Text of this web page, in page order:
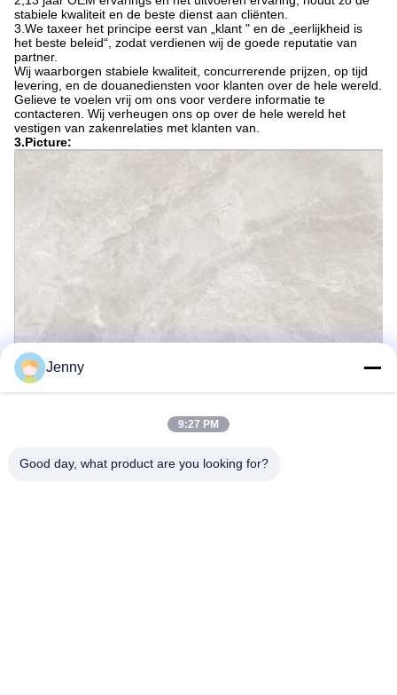
stabiele kwaliteit en de beste dienst aan cliënten.
3.We taxeer het principe eerst van „klant " en de „eerlijkheid is
het beste beleid“, zodat verdienen wij de goede reputatie van
partner.
Wij waarborgen stabiele kwaliteit, concurrerende prijzen, op tijd
levering, en de douanediensten voor klanten over de hele wereld.
Gelieve te voelen vrij om ons voor verdere informatie te
contacteren. Wij verheugen ons op over de hele wereld het
vestigen van zakenrelaties met klanten van.
3.Picture:
Jenny
9:27 PM
Good day, what product are you looking for?